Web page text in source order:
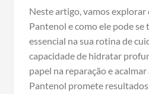
Neste artigo, vamos explorar
Pantenol e como ele pode
essencial na sua rotina de
capacidade de hidratar
papel na reparação e acalmar
Pantenol promete